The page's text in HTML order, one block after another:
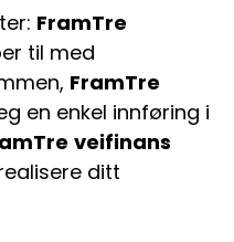
FramTre
til med
FramTre
en enkel innføring i
veifinans
ditt